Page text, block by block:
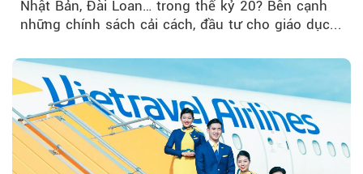
Nhật Bản, Đài Loan… trong thế kỷ 20? Bên cạnh
những chính sách cải cách, đầu tư cho giáo dục...